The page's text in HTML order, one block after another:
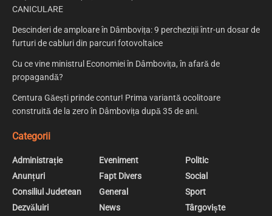
CANICULARE
Descinderi de amploare în Dâmbovița: 9 percheziții într-un dosar de
furturi de cabluri din parcuri fotovoltaice
Cu ce vine ministrul Economiei în Dâmbovița, în afară de
propagandă?
Centura Găești prinde contur! Prima variantă ocolitoare
construită de la zero în Dâmbovița după 35 de ani.
Categorii
Administrație
Anunțuri
Consiliul Judetean
Dezvăluiri
Eveniment
Fapt Divers
General
News
Politic
Social
Sport
Târgoviște